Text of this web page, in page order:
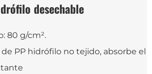
desechable
80 g/cm².
de PP hidrófilo no tejido, absorbe el